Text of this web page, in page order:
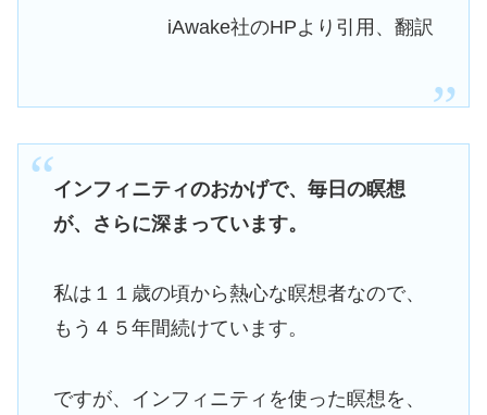
iAwake社のHPより引用、翻訳
インフィニティのおかげで、毎日の瞑想
が、さらに深まっています。
私は１１歳の頃から熱心な瞑想者なので、
もう４５年間続けています。
ですが、インフィニティを使った瞑想を、